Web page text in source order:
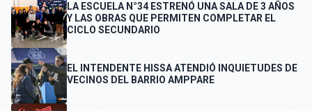
LA ESCUELA N°34 ESTRENÓ UNA SALA DE 3 AÑOS
Y LAS OBRAS QUE PERMITEN COMPLETAR EL
CICLO SECUNDARIO
EL INTENDENTE HISSA ATENDIÓ INQUIETUDES DE
VECINOS DEL BARRIO AMPPARE